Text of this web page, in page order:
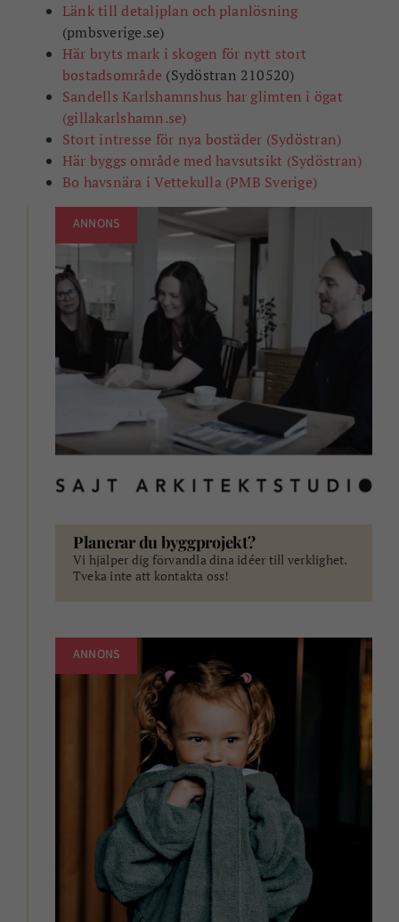
Länk till detaljplan och planlösning
(pmbsverige.se)
Här bryts mark i skogen för nytt stort
bostadsområde (Sydöstran 210520)
Sandells Karlshamnshus har glimten i ögat
(gillakarlshamn.se)
Stort intresse för nya bostäder (Sydöstran)
Här byggs område med havsutsikt (Sydöstran)
Bo havsnära i Vettekulla (PMB Sverige)
ANNONS
Planerar du byggprojekt?
Vi hjälper dig förvandla dina idéer till verklighet.
Tveka inte att kontakta oss!
ANNONS